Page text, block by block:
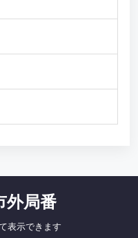
外局番
表示できます